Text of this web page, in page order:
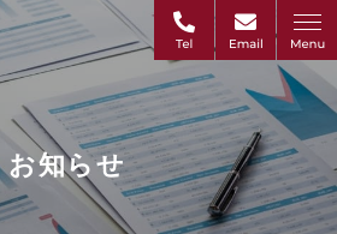
お知らせ